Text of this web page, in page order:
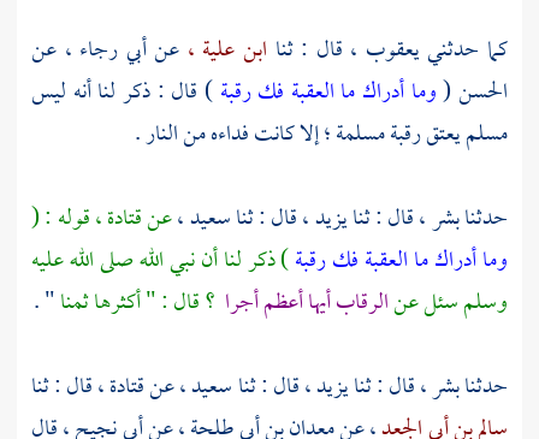
كما حدثنييعقوب ، قال : ثنا ابن علية ، عنأبي رجاء ، عن
الحسن(وما أدراك ما العقبة فك رقبة) قال : ذكر لنا أنه ليس
مسلم يعتق رقبة مسلمة ؛ إلا كانت فداءه من النار .
حدثنابشر ،قال : ثنايزيد ،قال : ثناسعيد ،عنقتادة ،قوله : (
وما أدراك ما العقبة فك رقبة) ذكر لنا أن نبي الله صلى الله عليه
وسلم سئل عنالرقاب أيها أعظم أجرا ؟ قال : " أكثرها ثمنا" .
حدثنابشر ،قال : ثنايزيد ،قال : ثناسعيد ،عنقتادة ،قال : ثنا
سالم بن أبي الجعد، عنمعدان بن أبي طلحة، عنأبي نجيح، قال